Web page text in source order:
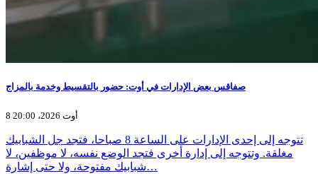
صفاقس بعض الإدارات في أوت: حضور بالتقسيط وخدمة بالمزاج
8 أوت 2026، 20:00
تتوجه إلى إحدى الإدارات على الساعة 8 صباحا، فتجد جل الشبابيك
مغلقة. وتتوجه إلى إدارة أخرى فتجد الوضع نفسه، لا موظفين، لا
شبابيك مفتوحة، ولا حتى إشارة…